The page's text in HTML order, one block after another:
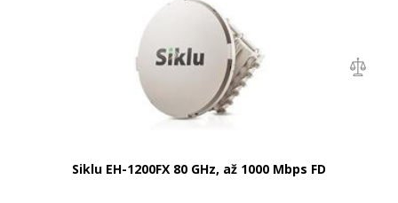
Siklu EH-1200FX 80 GHz, až 1000 Mbps FD